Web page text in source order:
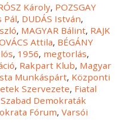
Károly, POZSGAY
Pál, DUDÁS István,
, MAGYAR Bálint, RAJK
Attila, BÉGÁNY
, 1956, megtorlás,
, Rakpart Klub, Magyar
Munkáspárt, Központi
Szervezete, Fiatal
Szabad Demokraták
Fórum,Varsói